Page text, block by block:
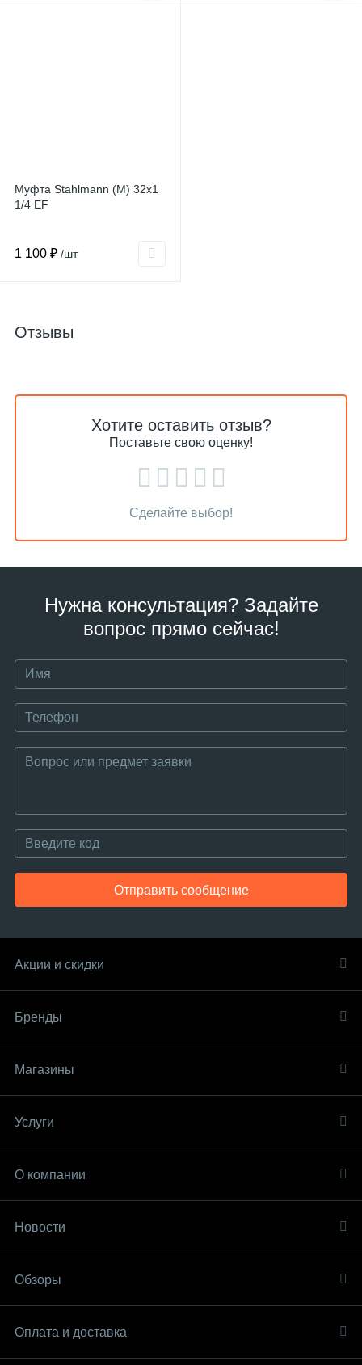
Муфта Stahlmann (M) 32х1
1/4 EF
1 100 ₽ /шт
Отзывы
Хотите оставить отзыв?
Поставьте свою оценку!
Сделайте выбор!
Нужна консультация? Задайте
вопрос прямо сейчас!
Отправить сообщение
Акции и скидки
Бренды
Магазины
Услуги
О компании
Новости
Обзоры
Оплата и доставка